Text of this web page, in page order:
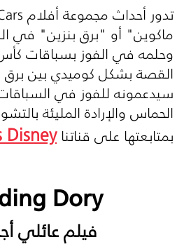
تدور أحداث مجموعة أفلام
ماكوين" أو "برق بنزين" في
وحلمه في الفوز بسباقات
القصة بشكل كوميدي بين
سيدعمونه للفوز في
الحماس والإرادة المليئة
بمتابعتها على قناتنا
Dory
فيلم عائلي